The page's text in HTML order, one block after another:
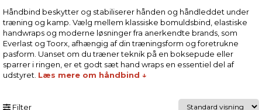
Håndbind beskytter og stabiliserer hånden og håndleddet under
træning og kamp. Vælg mellem klassiske bomuldsbind, elastiske
handwraps og moderne løsninger fra anerkendte brands, som
Everlast og Toorx, afhængig af din træningsform og foretrukne
pasform. Uanset om du træner teknik på en boksepude eller
sparrer i ringen, er et godt sæt hand wraps en essentiel del af
udstyret. Læs mere om håndbind ↓
Filter